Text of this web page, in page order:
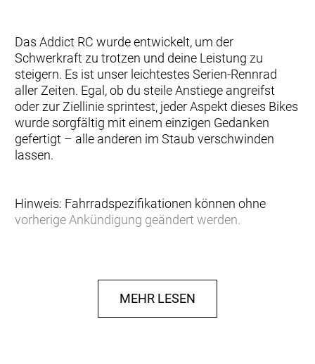
Das Addict RC wurde entwickelt, um der
Schwerkraft zu trotzen und deine Leistung zu
steigern. Es ist unser leichtestes Serien-Rennrad
aller Zeiten. Egal, ob du steile Anstiege angreifst
oder zur Ziellinie sprintest, jeder Aspekt dieses Bikes
wurde sorgfältig mit einem einzigen Gedanken
gefertigt – alle anderen im Staub verschwinden
lassen.
Hinweis: Fahrradspezifikationen können ohne
vorherige Ankündigung geändert werden.
Gabel: Addict RC HMX SL Flatmount Disc, 27.2mm
Eccentric Carbon steerer
MEHR LESEN